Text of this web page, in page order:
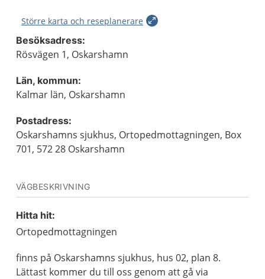
Större karta och reseplanerare
Besöksadress:
Rösvägen 1, Oskarshamn
Län, kommun:
Kalmar län, Oskarshamn
Postadress:
Oskarshamns sjukhus, Ortopedmottagningen, Box
701, 572 28 Oskarshamn
VÄGBESKRIVNING
Hitta hit:
Ortopedmottagningen
finns på Oskarshamns sjukhus, hus 02, plan 8.
Lättast kommer du till oss genom att gå via